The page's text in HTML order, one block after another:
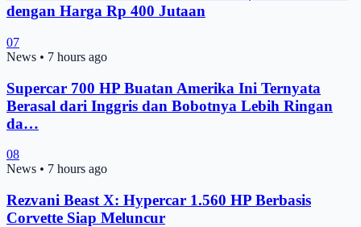
dengan Harga Rp 400 Jutaan
07
News • 7 hours ago
Supercar 700 HP Buatan Amerika Ini Ternyata
Berasal dari Inggris dan Bobotnya Lebih Ringan
da…
08
News • 7 hours ago
Rezvani Beast X: Hypercar 1.560 HP Berbasis
Corvette Siap Meluncur